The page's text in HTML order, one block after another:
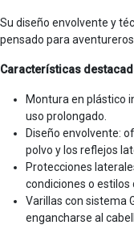
Su diseño envolvente y
pensado para
Características
Montura en plástico
uso prolongado.
Diseño envolvente:
polvo y los reflejos
Protecciones
condiciones o estilos
Varillas con sistema
engancharse al